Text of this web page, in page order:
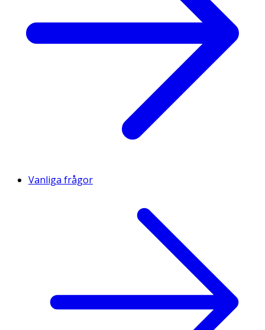
Vanliga frågor